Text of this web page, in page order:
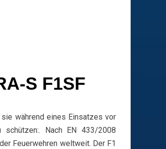
S F1SF
während eines Einsatzes vor
schützen:. Nach EN 433/2008
Feuerwehren weltweit. Der F1